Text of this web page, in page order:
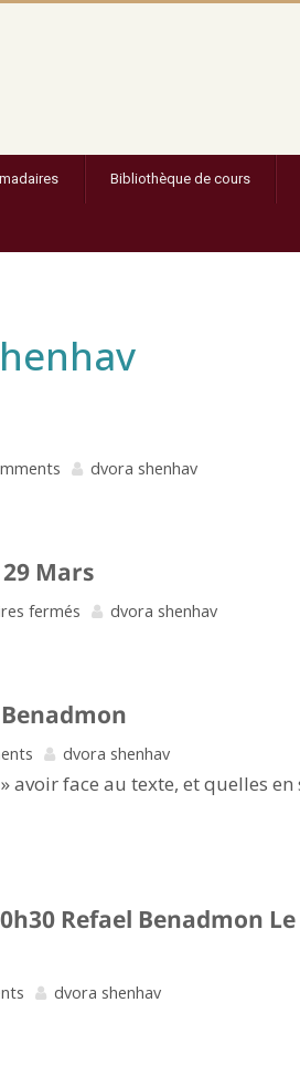
Bibliothèque de cours
dvora shenhav
Mars
fermés sur
le
Mars
dvora shenhav
dvora shenhav
avoir face au texte, et quelles en
Refael Benadmon
dvora shenhav